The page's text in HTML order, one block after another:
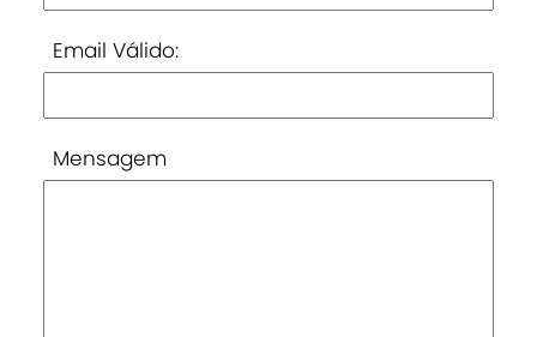
Email Válido:
Mensagem